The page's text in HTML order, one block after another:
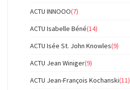
ACTU INNOOO(7)
ACTU Isabelle Béné(14)
ACTU Isée St. John Knowles(9)
ACTU Jean Winiger(9)
ACTU Jean-François Kochanski(11)